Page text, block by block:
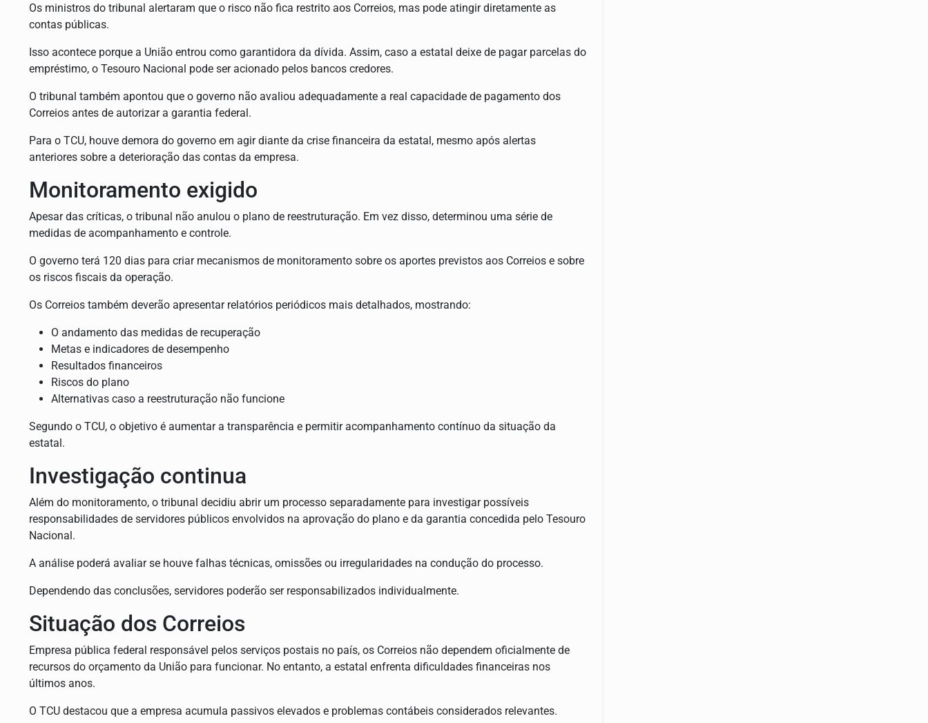
Os ministros do tribunal alertaram que o risco não fica restrito aos Correios, mas pode atingir diretamente as
contas públicas.
Isso acontece porque a União entrou como garantidora da dívida. Assim, caso a estatal deixe de pagar parcelas do
empréstimo, o Tesouro Nacional pode ser acionado pelos bancos credores.
O tribunal também apontou que o governo não avaliou adequadamente a real capacidade de pagamento dos
Correios antes de autorizar a garantia federal.
Para o TCU, houve demora do governo em agir diante da crise financeira da estatal, mesmo após alertas
anteriores sobre a deterioração das contas da empresa.
Monitoramento exigido
Apesar das críticas, o tribunal não anulou o plano de reestruturação. Em vez disso, determinou uma série de
medidas de acompanhamento e controle.
O governo terá 120 dias para criar mecanismos de monitoramento sobre os aportes previstos aos Correios e sobre
os riscos fiscais da operação.
Os Correios também deverão apresentar relatórios periódicos mais detalhados, mostrando:
O andamento das medidas de recuperação
Metas e indicadores de desempenho
Resultados financeiros
Riscos do plano
Alternativas caso a reestruturação não funcione
Segundo o TCU, o objetivo é aumentar a transparência e permitir acompanhamento contínuo da situação da
estatal.
Investigação continua
Além do monitoramento, o tribunal decidiu abrir um processo separadamente para investigar possíveis
responsabilidades de servidores públicos envolvidos na aprovação do plano e da garantia concedida pelo Tesouro
Nacional.
A análise poderá avaliar se houve falhas técnicas, omissões ou irregularidades na condução do processo.
Dependendo das conclusões, servidores poderão ser responsabilizados individualmente.
Situação dos Correios
Empresa pública federal responsável pelos serviços postais no país, os Correios não dependem oficialmente de
recursos do orçamento da União para funcionar. No entanto, a estatal enfrenta dificuldades financeiras nos
últimos anos.
O TCU destacou que a empresa acumula passivos elevados e problemas contábeis considerados relevantes.